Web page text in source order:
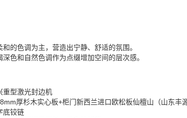
的色调为主，营造出宁静、舒适的氛围。
色和自然色调作为点缀增加空间的层次感。
重型激光封边机
厚杉木实心板+柜门新西兰进口欧松板仙檀山（山东丰源
底铰链